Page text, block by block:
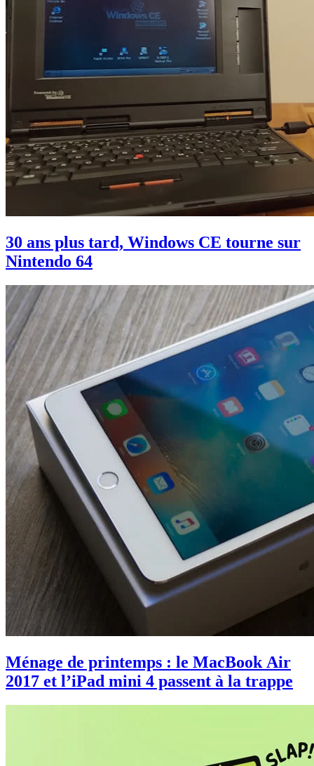
30 ans plus tard, Windows CE tourne sur
Nintendo 64
Ménage de printemps : le MacBook Air
2017 et l’iPad mini 4 passent à la trappe